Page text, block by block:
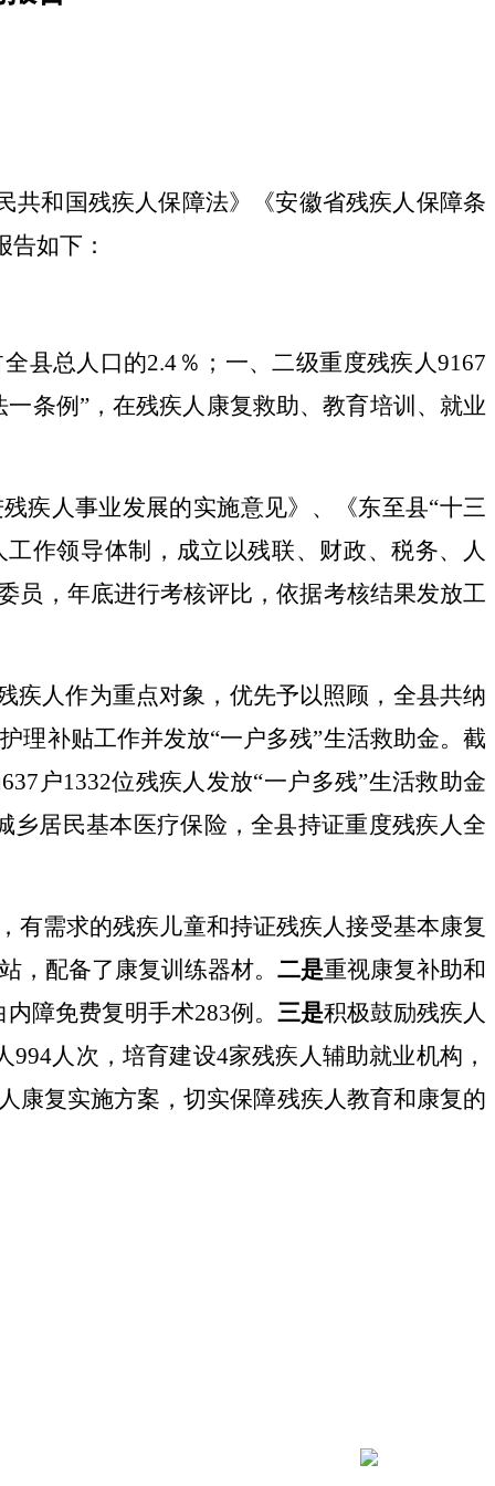
共和国残疾人保障法》《安徽省残疾人保障条
告如下 ：
全县总人口的2.4 ％；一、二级重度残疾人9167
一条例”，在残疾人康复救助、教育培训、就业
疾人事业发展的实施意见》、《东至县“十三
作领导体制，成立以残联、财政、税务、人
员，年底进行考核评比，依据考核结果发放工
疾人作为重点对象，优先予以照顾，全县共纳
理补贴工作并发放“一户多残”生活救助金。截
637 户1332位残疾人发放“一户多残”生活救助金
居民基本医疗保险，全县持证重度残疾人全
有需求的残疾儿童和持证残疾人接受基本康复
，配备了康复训练器材。 二是重视康复补助和
内障免费复明手术283例。 三是积极鼓励残疾人
994人次，培育建设4家残疾人辅助就业机构，
康复实施方案，切实保障残疾人教育和康复的